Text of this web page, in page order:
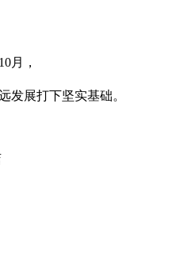
月，
发展打下坚实基础。